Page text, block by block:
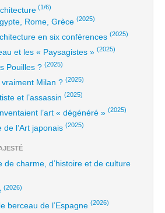
(1/6)
Rome, Grèce (2025)
en six conférences (2025)
et les « Paysagistes » (2025)
Pouilles ? (2025)
Milan ? (2025)
et l’assassin (2025)
l’art « dégénéré » (2025)
de l’Art japonais (2025)
de charme, d’histoire et de culture
(2026)
berceau de l’Espagne (2026)